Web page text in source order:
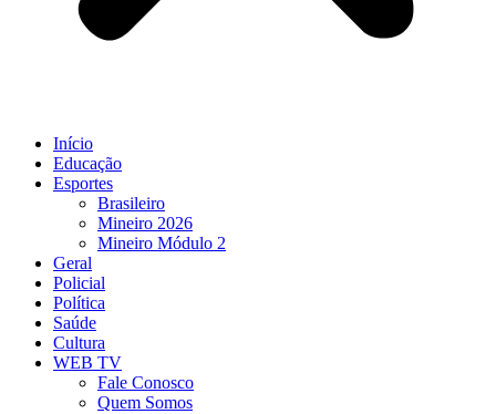
Início
Educação
Esportes
Brasileiro
Mineiro 2026
Mineiro Módulo 2
Geral
Policial
Política
Saúde
Cultura
WEB TV
Fale Conosco
Quem Somos